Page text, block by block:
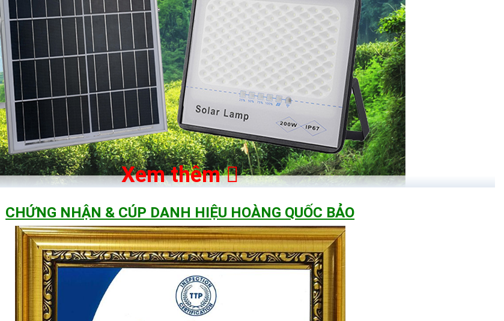
Xem thêm
CHỨNG NHẬN & CÚP DANH HIỆU HOÀNG QUỐC BẢO